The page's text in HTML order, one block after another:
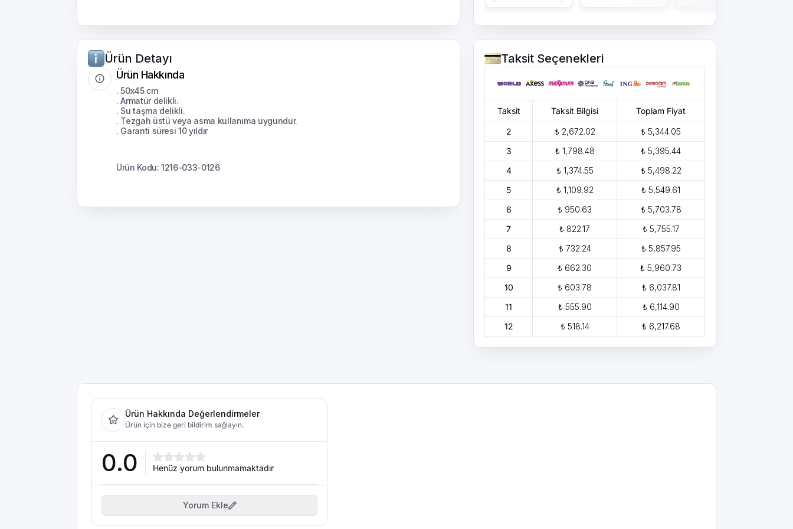
Ürün Detayı
Ürün Hakkında
. 50x45 cm
. Armatür delikli.
. Su taşma delikli.
. Tezgah üstü veya asma kullanıma uygundur.
. Garanti süresi 10 yıldır
Ürün Kodu: 1216-033-0126
Taksit Seçenekleri
Taksit Taksit Bilgisi Toplam Fiyat
2 ₺ 2,672.02
₺ 5,344.05
3
₺ 1,798.48
₺ 5,395.44
4
₺ 1,374.55
₺ 5,498.22
5
₺ 1,109.92
₺ 5,549.61
6
₺ 950.63
₺ 5,703.78
7
₺ 822.17
₺ 5,755.17
8
₺ 732.24
₺ 5,857.95
9
₺ 662.30
₺ 5,960.73
10
₺ 603.78
₺ 6,037.81
11
₺ 555.90
₺ 6,114.90
12
₺ 518.14 ₺ 6,217.68
Ürün Hakkında Değerlendirmeler
Ürün için bize geri bildirim sağlayın.
0.0 Henüz yorum bulunmamaktadır
Yorum Ekle